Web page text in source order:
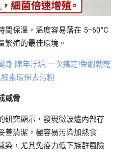
間保溫，溫度容易落在 5–60°C
繁殖的最佳環境。
身 陳年汙垢 一次搞定!免刷就乾
素環保去污粉
威脅
研究顯示，發現微波爐內部存
善清潔，極容易污染加熱食
染，尤其免疫力低下族群風險